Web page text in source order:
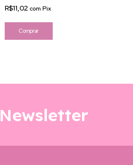
R$11,02 com Pix
Newsletter